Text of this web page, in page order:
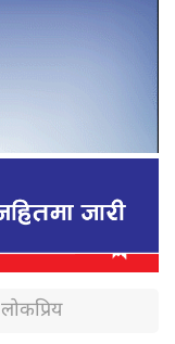
लोकप्रिय